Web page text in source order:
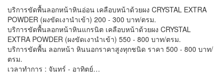
บริการขัดพื้นลอกหน้าหินอ่อน เคลือบหน้าด้วยผง CRYSTAL EXTRA
POWDER (ผงขัดเงานำเข้า) 200 - 300 บาท/ตรม.
บริการขัดพื้นลอกหน้าหินแกรนิต เคลือบหน้าด้วยผง CRYSTAL
EXTRA POWDER (ผงขัดเงานำเข้า) 550 - 800 บาท/ตรม.
บริการขัดพื้น ลอกหน้า หินนอกราคาสูงทุกชนิด ราคา 500 - 800 บาท/
ตรม.
เวลาทำการ : จันทร์ - อาทิตย์…